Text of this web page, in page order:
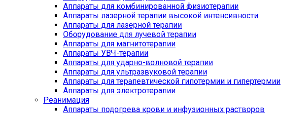
Аппараты для комбинированной физиотерапии
Аппараты лазерной терапии высокой интенсивности
Аппараты для лазерной терапии
Оборудование для лучевой терапии
Аппараты для магнитотерапии
Аппараты УВЧ-терапии
Аппараты для ударно-волновой терапии
Аппараты для ультразвуковой терапии
Аппараты для терапевтической гипотермии и гипертермии
Аппараты для электротерапии
Реанимация
Аппараты подогрева крови и инфузионных растворов